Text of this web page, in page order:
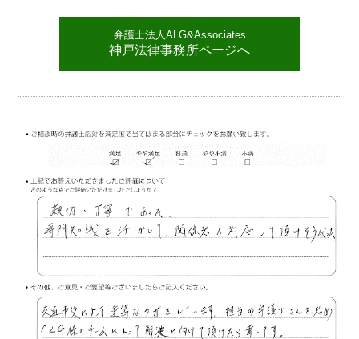
弁護士法人ALG&Associates
神戸法律事務所ページへ